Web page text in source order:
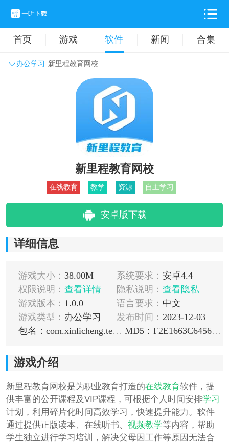
首页 游戏 软件 新闻 合集
办公学习 新里程教育网校
主题壁纸 旅游出行
新里程教育网校
在线教育 教学 资源 自主学习
安卓版下载
详细信息
游戏大小： 38.00M 系统要求： 安卓4.4
权限说明： 查看详情 隐私说明： 查看隐私
游戏版本： 1.0.0 语言要求： 中文
游戏类型： 办公学习 发布时间： 2023-12-03
包名：com.xinlicheng.teachapp
MD5：F2E1663C645644D7348A868AF96A68C0
游戏介绍
新里程教育网校是为职业教育打造的在线教育软件，提
供丰富的公开课程及VIP课程，可根据个人时间安排学习
计划，利用碎片化时间高效学习，快速提升能力。软件
通过提供正版读本、在线听书、 视频教学等内容，帮助
学生独立进行学习培训，解决父母因工作等原因无法合